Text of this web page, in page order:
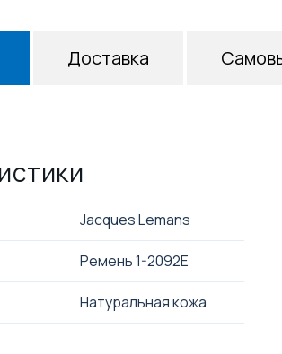
Jacques Lemans
Ремень 1-2092E
Натуральная кожа
Доставка